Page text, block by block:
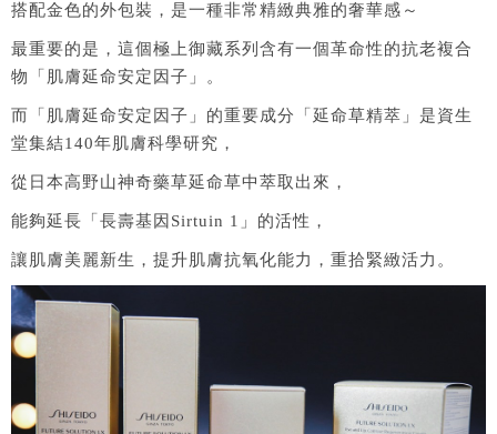
搭配金色的外包裝，是一種非常精緻典雅的奢華感～
最重要的是，這個極上御藏系列含有一個革命性的抗老複合
物「肌膚延命安定因子」。
而「肌膚延命安定因子」的重要成分「延命草精萃」是資生
堂集結140年肌膚科學研究，
從日本高野山神奇藥草延命草中萃取出來，
能夠延長「長壽基因Sirtuin 1」的活性，
讓肌膚美麗新生，提升肌膚抗氧化能力，重拾緊緻活力。